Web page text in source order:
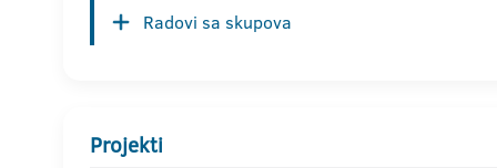
Radovi sa skupova
Projekti